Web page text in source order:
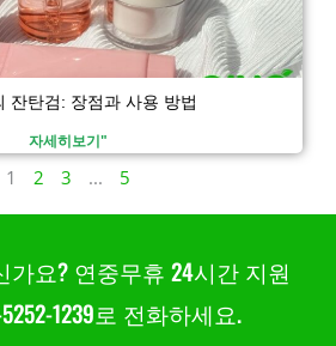
잔탄검: 장점과 사용 방법
자세히보기"
1 2 3 ... 5
가요? 연중무휴 24시간 지원
1239로 전화하세요.